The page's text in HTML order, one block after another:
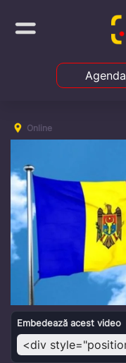
Agenda
Online
Embedează acest video